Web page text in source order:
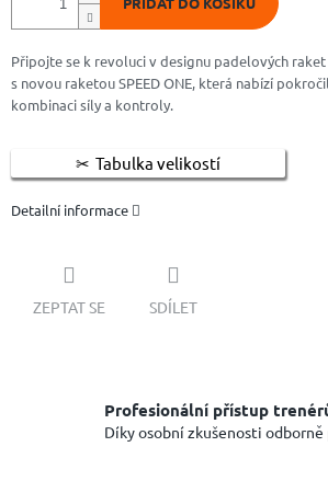
Připojte se k revoluci v designu padelových
s novou raketou SPEED ONE, která nabízí
kombinaci síly a kontroly.
Tabulka velikostí
Detailní informace
ZEPTAT SE SDÍLET
Profesionální přístup
Díky osobní zkušenosti